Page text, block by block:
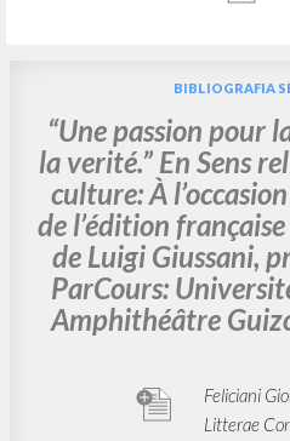
BIBLIOGRAFIA
“Une passion pour
la verité.” En Sens
culture: À
de l’édition
de Luigi Giussani,
ParCours:
Amphithéâtre
Feliciani
Litterae